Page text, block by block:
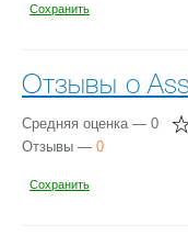
Сохранить
Отзывы о
Средняя оценка — 0
Отзывы — 0
Сохранить